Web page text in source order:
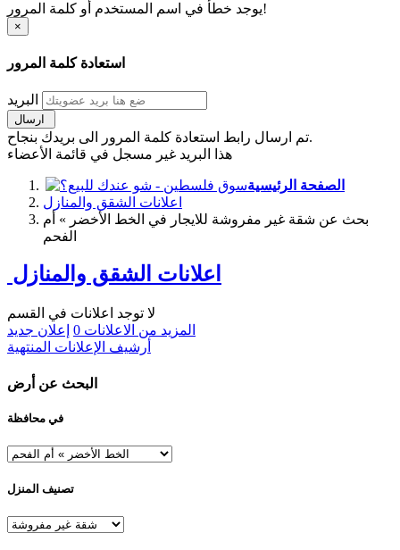
يوجد خطأ في اسم المستخدم أو كلمة المرور!
×
استعادة كلمة المرور
البريد
تم ارسال رابط استعادة كلمة المرور الى بريدك بنجاح.
هذا البريد غير مسجل في قائمة الأعضاء
الصفحة الرئيسية
اعلانات الشقق والمنازل
بحث عن شقة غير مفروشة للايجار في الخط الأخضر » أم
الفحم
اعلانات الشقق والمنازل
لا توجد اعلانات في القسم
المزيد من الاعلانات 0 إعلان جديد
أرشيف الإعلانات المنتهية
البحث عن أرض
في محافظة
تصنيف المنزل